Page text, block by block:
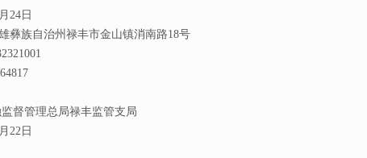
24日
彝族自治州禄丰市金山镇消南路18号
督管理总局禄丰监管支局
22日